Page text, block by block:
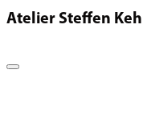
Atelier Steffen